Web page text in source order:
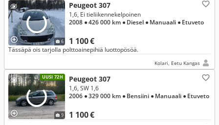
6
Peugeot 307
1 100 €
1,6, Ei tieliikennekelpoinen
2008 ● 426 000 km ● Diesel ● Manuaali ● Etuveto
Tässäpä ois tarjolla polttoainepihiä luottopösöä.
Kolari, Eetu Kangas
UUSI 72H
9
Peugeot 307
1 100 €
1,6, SW 1,6
2006 ● 329 000 km ● Bensiini ● Manuaali ● Etuveto